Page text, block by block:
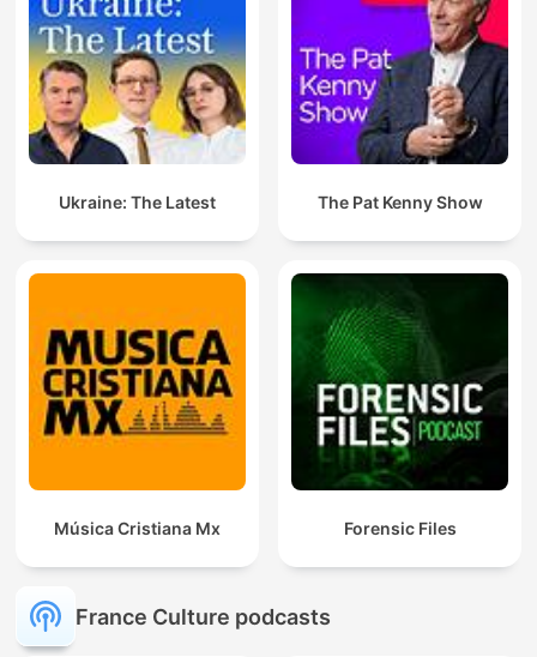
Ukraine: The Latest The Pat Kenny Show
Música Cristiana Mx Forensic Files
France Culture podcasts